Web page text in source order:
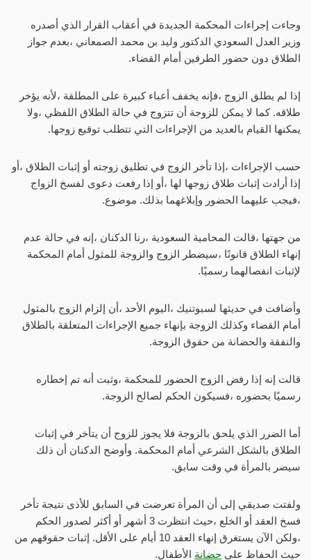
وجاءت إجراءات المحكمة الجديدة في أعقاب القرار الذي أصدره
وزير العدل السعودي الدكتور وليد بن محمد الصمعاني ،بعدم جواز
الطلاق دون حضور الطرفين أمام القضاء.
إذا لم يطلق الزوج ،فإنه يخفف أعباء كبيرة على المطلقة ،لأنه يؤخر
طلاقه. كما لا يمكن للزوجة أن تتزوج في حالة الطلاق اللفظي ،ولا
يمكنها القيام بالعديد من الإجراءات التي تتطلب توقيع زوجها.
حسب الإجراءات ،إذا تأخر الزوج في تطليق زوجته أو إثبات الطلاق ،أو
إذا أرادت إثبات طلاق زوجها لها ،أو إذا رفعت دعوى لفسخ الزواج
،فيجب عليهما الحضور وإبلاغهما بذلك. موضوع.
من جهتها ،قالت المحامية السعودية ،رنا الدكنان ،إنه في حالة عدم
إنهاء الطلاق قانونًا ،سيضطر الزوج والزوجة للمثول أمام المحكمة
لإثبات انفصالهما رسميًا.
وأضافت في حديثها لسبوتنيك ،اليوم الأحد ،أن إلزام الزوج بالمثول
أمام القضاء وكذلك الزوجة بإنهاء جميع الإجراءات المتعلقة بالطلاق
والنفقة والحضانة من حقوق الزوجة.
قالت إنه إذا رفض الزوج الحضور للمحكمة ،وثبت أنه تم إخطاره
رسميًا بحضوره ،فسيكون الحكم لصالح الزوجة.
أما الضرر الذي يلحق بالزوجة فلا يجوز للزوج أن يتأخر في إثبات
الطلاق بالشكل الشرعي أمام المحكمة. وأوضح الدكنان أن ذلك
سيضر بالمرأة في وقت سابق.
ولفتت صديقي إلى أن المرأة تعرضت في السابق للأذى نتيجة تأخر
فسخ العقد أو الخلع ،حيث انتظرت 3 أشهر أو أكثر لصدور الحكم
،ولكن الآن يستغرق إنهاء العقد 10 أيام على الأقل. إثبات حقوقهم من
حيث الحفاظ على حضانة الأطفال.